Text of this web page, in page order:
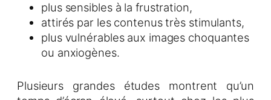
plus sensibles à la frustration,
attirés par les contenus très stimulants,
plus vulnérables aux images choquantes
ou anxiogènes.
Plusieurs grandes études montrent qu’un